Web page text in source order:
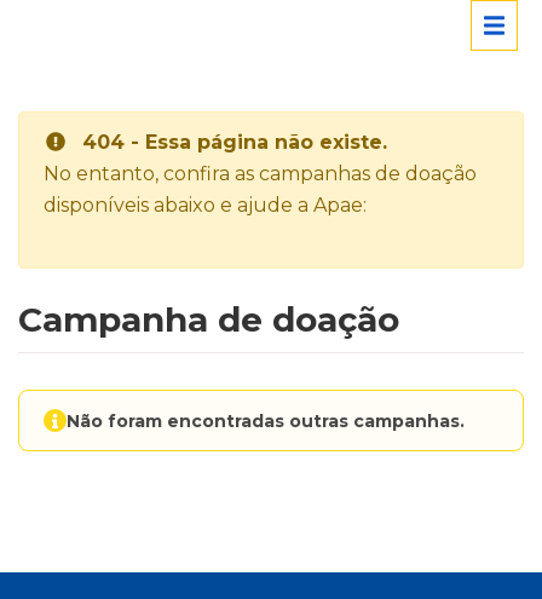
404 - Essa página não existe.
No entanto, confira as campanhas de doação
disponíveis abaixo e ajude a Apae:
Campanha de doação
Não foram encontradas outras campanhas.